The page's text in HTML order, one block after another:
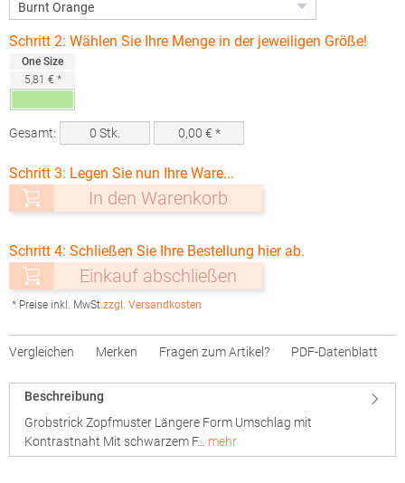
Schritt 2: Wählen Sie Ihre Menge in der jeweiligen Größe!
One Size
5,81 € *
Gesamt: 0 Stk. 0,00 € *
Schritt 3: Legen Sie nun Ihre Ware...
In den Warenkorb
Schritt 4: Schließen Sie Ihre Bestellung hier ab.
Einkauf abschließen
* Preise inkl. MwSt.zzgl. Versandkosten
Vergleichen Merken Fragen zum Artikel? PDF-Datenblatt
Beschreibung
Grobstrick Zopfmuster Längere Form Umschlag mit
Kontrastnaht Mit schwarzem F… mehr